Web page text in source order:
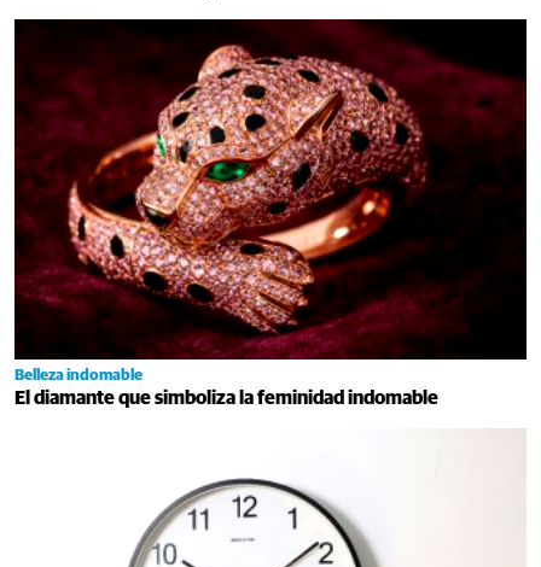
Belleza indomable
El diamante que simboliza la feminidad indomable